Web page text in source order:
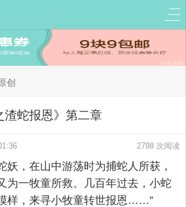
创
渣蛇报恩》第二章
2798 次阅读
，在山中游荡时为捕蛇人所获，
为一牧童所救。几百年过去，小蛇
样，来寻小牧童转世报恩……”